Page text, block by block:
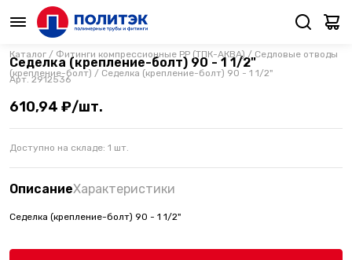
Каталог / Фитинги компрессионные PP (ТПК-АКВА) / Седловые отводы
(крепление-болт) / Седелка (крепление-болт) 90 - 1 1/2"
Седелка (крепление-болт) 90 - 1 1/2"
Арт.2912536
610,94 ₽/шт.
Доступно на складе: 1 шт.
ОписаниеХарактеристики
Седелка (крепление-болт) 90 - 1 1/2"